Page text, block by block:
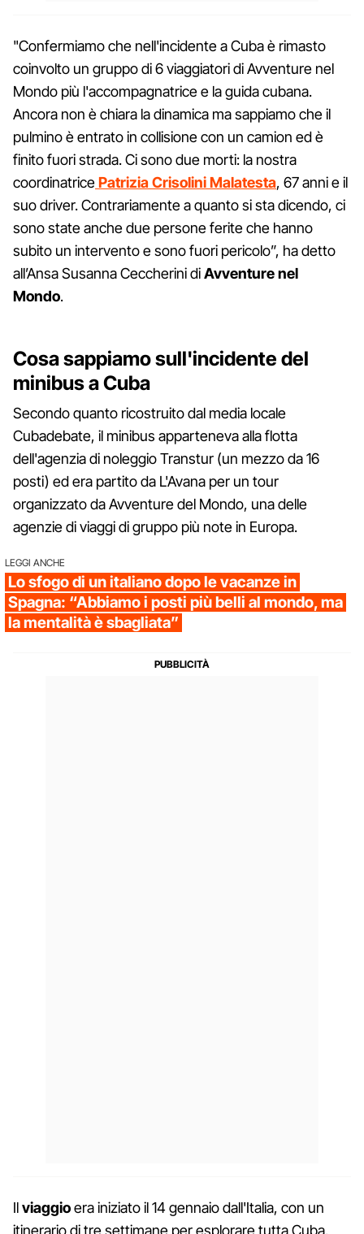
"Confermiamo che nell'incidente a Cuba è rimasto
coinvolto un gruppo di 6 viaggiatori di Avventure nel
Mondo più l'accompagnatrice e la guida cubana.
Ancora non è chiara la dinamica ma sappiamo che il
pulmino è entrato in collisione con un camion ed è
finito fuori strada. Ci sono due morti: la nostra
coordinatricePatrizia Crisolini Malatesta, 67 anni e il
suo driver. Contrariamente a quanto si sta dicendo, ci
sono state anche due persone ferite che hanno
subito un intervento e sono fuori pericolo”, ha detto
all’Ansa Susanna Ceccherini diAvventure nel
Mondo.
Cosa sappiamo sull'incidente del
minibus a Cuba
Secondo quanto ricostruito dal media locale
Cubadebate, il minibus apparteneva alla flotta
dell'agenzia di noleggio Transtur (un mezzo da 16
posti) ed era partito da L'Avana per un tour
organizzato da Avventure del Mondo, una delle
agenzie di viaggi di gruppo più note in Europa.
LEGGI ANCHE
Lo sfogo di un italiano dopo le vacanze in
Spagna: “Abbiamo i posti più belli al mondo, ma
la mentalità è sbagliata”
Ilviaggioera iniziato il 14 gennaio dall'Italia, con un
itinerario di tre settimane per esplorare tutta Cuba.